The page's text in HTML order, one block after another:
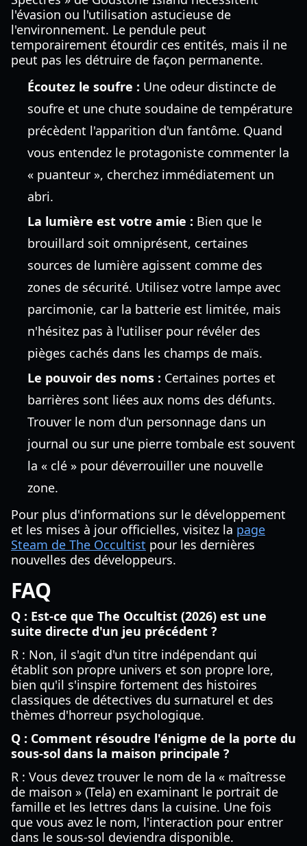
l'évasion ou l'utilisation astucieuse de
l'environnement. Le pendule peut
temporairement étourdir ces entités, mais il ne
peut pas les détruire de façon permanente.
Écoutez le soufre : Une odeur distincte de
soufre et une chute soudaine de température
précèdent l'apparition d'un fantôme. Quand
vous entendez le protagoniste commenter la
« puanteur », cherchez immédiatement un
abri.
La lumière est votre amie : Bien que le
brouillard soit omniprésent, certaines
sources de lumière agissent comme des
zones de sécurité. Utilisez votre lampe avec
parcimonie, car la batterie est limitée, mais
n'hésitez pas à l'utiliser pour révéler des
pièges cachés dans les champs de maïs.
Le pouvoir des noms : Certaines portes et
barrières sont liées aux noms des défunts.
Trouver le nom d'un personnage dans un
journal ou sur une pierre tombale est souvent
la « clé » pour déverrouiller une nouvelle
zone.
Pour plus d'informations sur le développement
et les mises à jour officielles, visitez la page
Steam de The Occultist pour les dernières
nouvelles des développeurs.
FAQ
Q : Est-ce que The Occultist (2026) est une
suite directe d'un jeu précédent ?
R : Non, il s'agit d'un titre indépendant qui
établit son propre univers et son propre lore,
bien qu'il s'inspire fortement des histoires
classiques de détectives du surnaturel et des
thèmes d'horreur psychologique.
Q : Comment résoudre l'énigme de la porte du
sous-sol dans la maison principale ?
R : Vous devez trouver le nom de la « maîtresse
de maison » (Tela) en examinant le portrait de
famille et les lettres dans la cuisine. Une fois
que vous avez le nom, l'interaction pour entrer
dans le sous-sol deviendra disponible.